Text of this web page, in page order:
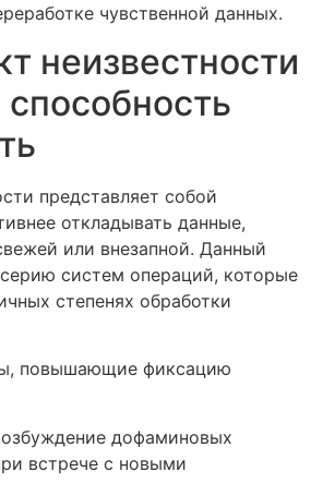
чувственной данных.
неизвестности
способность
представляет собой
откладывать данные,
или внезапной. Данный
систем операций, которые
степенях обработки
повышающие фиксацию
дофаминовых
встрече с новыми